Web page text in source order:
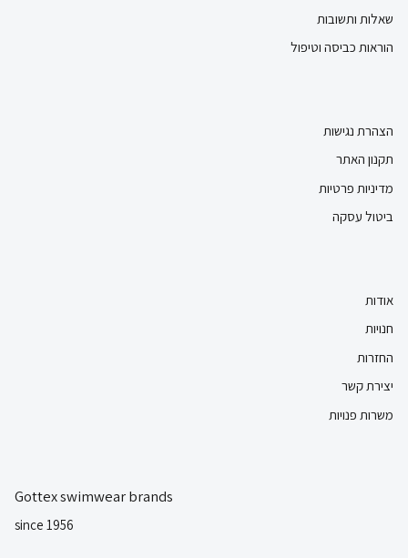
שאלות ותשובות
הוראות כביסה וטיפול
הצהרת נגישות
תקנון האתר
מדיניות פרטיות
ביטול עסקה
אודות
חנויות
החזרות
יצירת קשר
משרות פנויות
Gottex swimwear brands
since 1956